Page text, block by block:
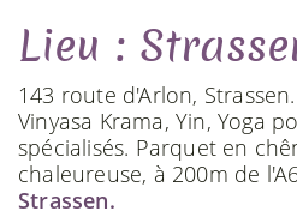
Lieu :
143 route d'Arlon,
Vinyasa Krama, Yin, Yoga
spécialisés. Parquet en
chaleureuse, à 200m de
Strassen.